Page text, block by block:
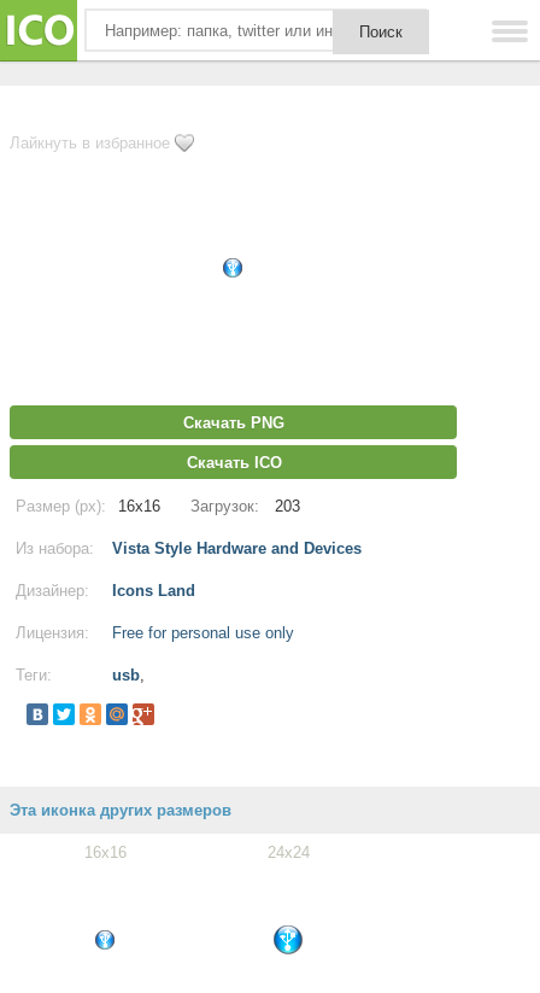
Лайкнуть в избранное
Скачать PNG
Скачать ICO
Размер (px): 16x16 Загрузок: 203
Из набора: Vista Style Hardware and Devices
Дизайнер: Icons Land
Лицензия: Free for personal use only
Теги: usb,
Эта иконка других размеров
16x16 24x24